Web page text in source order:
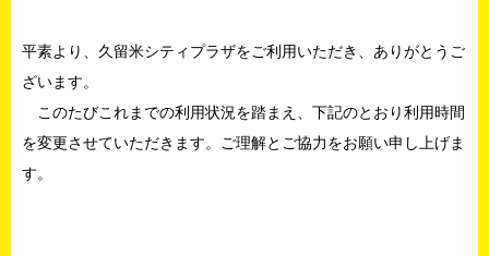
平素より、久留米シティプラザをご利用いただき、ありがとうご
ざいます。
このたびこれまでの利用状況を踏まえ、下記のとおり利用時間
を変更させていただきます。ご理解とご協力をお願い申し上げま
す。